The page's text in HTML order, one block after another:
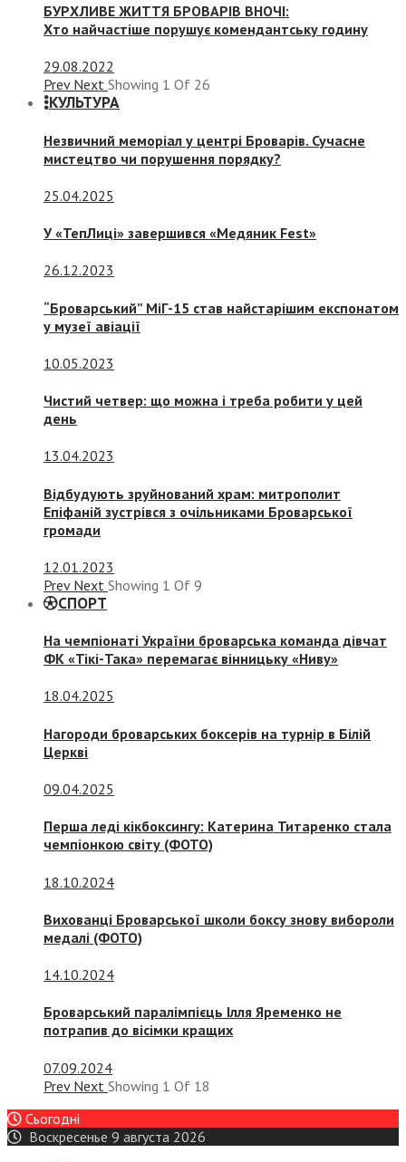
БУРХЛИВЕ ЖИТТЯ БРОВАРІВ ВНОЧІ:
Хто найчастіше порушує комендантську годину
29.08.2022
Prev Next Showing 1 Of 26
КУЛЬТУРА
Незвичний меморіал у центрі Броварів. Сучасне
мистецтво чи порушення порядку?
25.04.2025
У «ТепЛиці» завершився «Медяник Fest»
26.12.2023
“Броварський” МіГ-15 став найстарішим експонатом
у музеї авіації
10.05.2023
Чистий четвер: що можна і треба робити у цей
день
13.04.2023
Відбудують зруйнований храм: митрополит
Епіфаній зустрівся з очільниками Броварської
громади
12.01.2023
Prev Next Showing 1 Of 9
СПОРТ
На чемпіонаті України броварська команда дівчат
ФК «Тікі-Така» перемагає вінницьку «Ниву»
18.04.2025
Нагороди броварських боксерів на турнір в Білій
Церкві
09.04.2025
Перша леді кікбоксингу: Катерина Титаренко стала
чемпіонкою світу (ФОТО)
18.10.2024
Вихованці Броварської школи боксу знову вибороли
медалі (ФОТО)
14.10.2024
Броварський паралімпієць Ілля Яременко не
потрапив до вісімки кращих
07.09.2024
Prev Next Showing 1 Of 18
Сьогодні
Воскресенье 9 августа 2026